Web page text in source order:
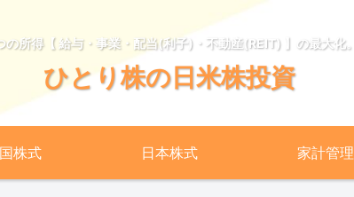
の所得【 給与・事業・配当(利子)・不動産(REIT) 】の最大化。
ひとり株の日米株投資
株式 日本株式 家計管理